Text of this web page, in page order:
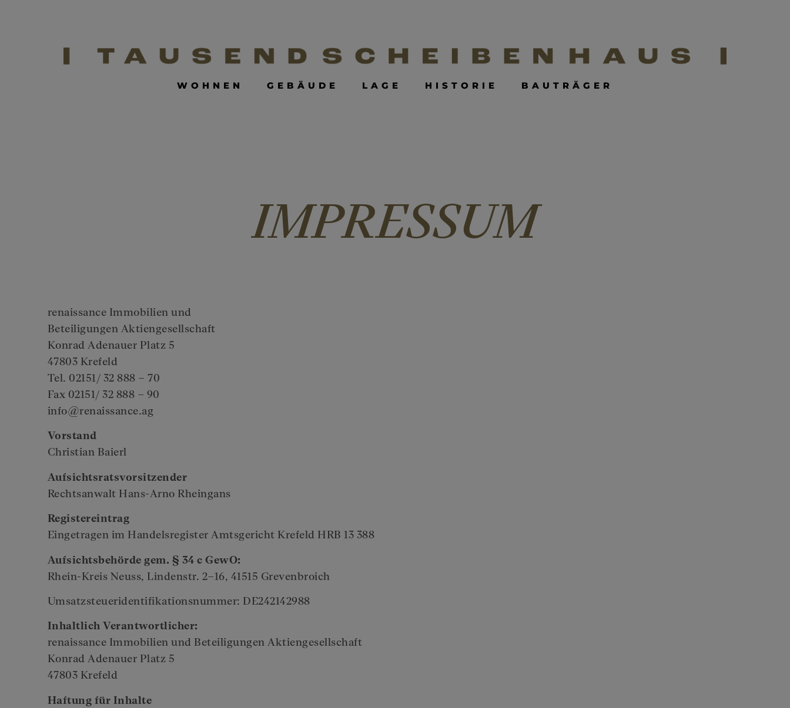
WOHNEN GEBÄUDE LAGE HISTORIE BAUTRÄGER
IMPRESSUM
renaissance Immobilien und
Beteiligungen Aktiengesellschaft
Konrad Adenauer Platz 5
47803 Krefeld
Tel. 02151/ 32 888 – 70
Fax 02151/ 32 888 – 90
info@renaissance.ag
Vorstand
Christian Baierl
Aufsichtsratsvorsitzender
Rechtsanwalt Hans-Arno Rheingans
Registereintrag
Eingetragen im Handelsregister Amtsgericht Krefeld HRB 13 388
Aufsichtsbehörde gem. § 34 c GewO:
Rhein-Kreis Neuss, Lindenstr. 2–16, 41515 Grevenbroich
Umsatzsteueridentifikationsnummer: DE242142988
Inhaltlich Verantwortlicher:
renaissance Immobilien und Beteiligungen Aktiengesellschaft
Konrad Adenauer Platz 5
47803 Krefeld
Haftung für Inhalte